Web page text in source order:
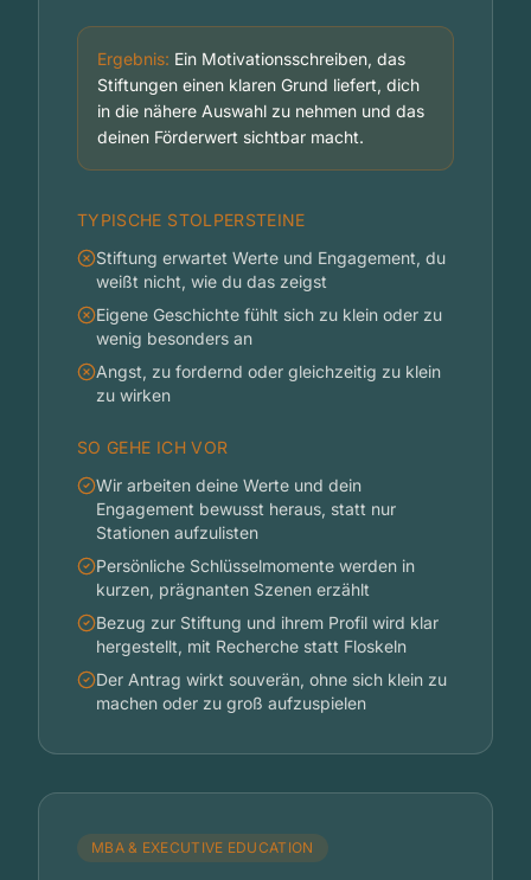
Ergebnis: Ein Motivationsschreiben, das
Stiftungen einen klaren Grund liefert, dich
in die nähere Auswahl zu nehmen und das
deinen Förderwert sichtbar macht.
TYPISCHE STOLPERSTEINE
Stiftung erwartet Werte und Engagement, du
weißt nicht, wie du das zeigst
Eigene Geschichte fühlt sich zu klein oder zu
wenig besonders an
Angst, zu fordernd oder gleichzeitig zu klein
zu wirken
SO GEHE ICH VOR
Wir arbeiten deine Werte und dein
Engagement bewusst heraus, statt nur
Stationen aufzulisten
Persönliche Schlüsselmomente werden in
kurzen, prägnanten Szenen erzählt
Bezug zur Stiftung und ihrem Profil wird klar
hergestellt, mit Recherche statt Floskeln
Der Antrag wirkt souverän, ohne sich klein zu
machen oder zu groß aufzuspielen
MBA & EXECUTIVE EDUCATION